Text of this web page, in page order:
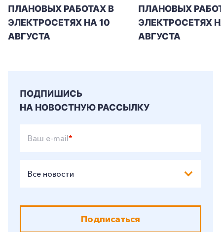
ПЛАНОВЫХ РАБОТАХ В
ЭЛЕКТРОСЕТЯХ НА 10
АВГУСТА
ПЛАНОВЫХ
ЭЛЕКТРОСЕТЯХ
АВГУСТА
ПОДПИШИСЬ
НА НОВОСТНУЮ РАССЫЛКУ
Ваш e-mail*
Все новости
Подписаться